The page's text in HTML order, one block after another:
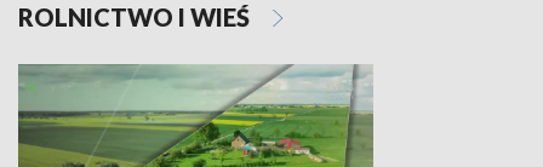
ROLNICTWO I WIEŚ